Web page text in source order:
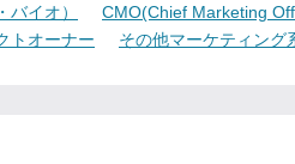
イオ）
CMO(Chief Marketing
トオーナー
その他マーケティング